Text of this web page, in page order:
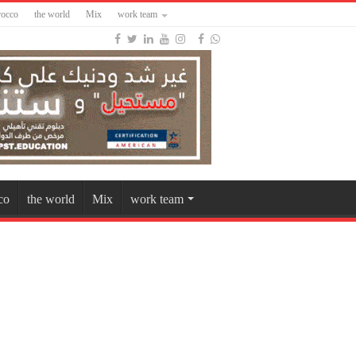
the world Mix work team
the world Mix work team